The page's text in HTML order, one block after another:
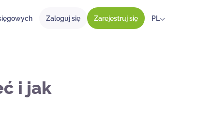
Zaloguj się Zarejestruj się PL
i jak